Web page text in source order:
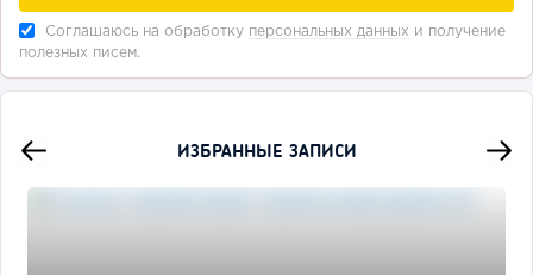
Соглашаюсь на обработку персональных данных и получение
полезных писем.
ИЗБРАННЫЕ ЗАПИСИ